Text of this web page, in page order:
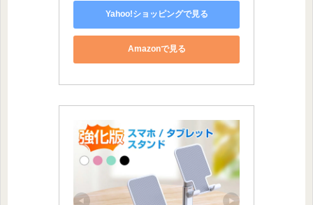
Yahoo!ショッピングで見る
Amazonで見る